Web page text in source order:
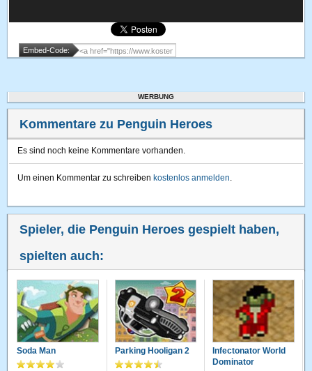
Embed-Code:
WERBUNG
Kommentare zu Penguin Heroes
Es sind noch keine Kommentare vorhanden.
Um einen Kommentar zu schreiben kostenlos anmelden.
Spieler, die Penguin Heroes gespielt haben,
spielten auch:
Soda Man Parking Hooligan 2
Infectonator World
Dominator